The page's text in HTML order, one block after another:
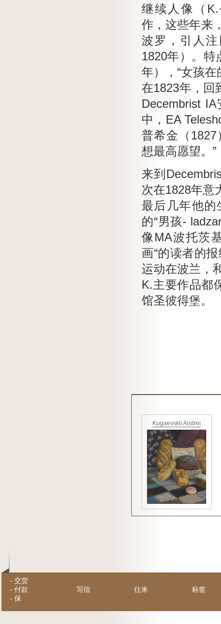
继续人像（
作，这些年来
波罗，引人注
1820年）。 特
年），“女孩
在1823年，回
Decembrist
中，EA
普希金（
想最高愿望。”
来到
次在1828年意
最后几年他的
的“男孩-
像MA波托茨
画“的读者的
运动在波兰，
K.主要作品都
馆圣彼得堡。
Kugaevskii Andrei
- 交货
- 付款
- 保
写信 往来 标签